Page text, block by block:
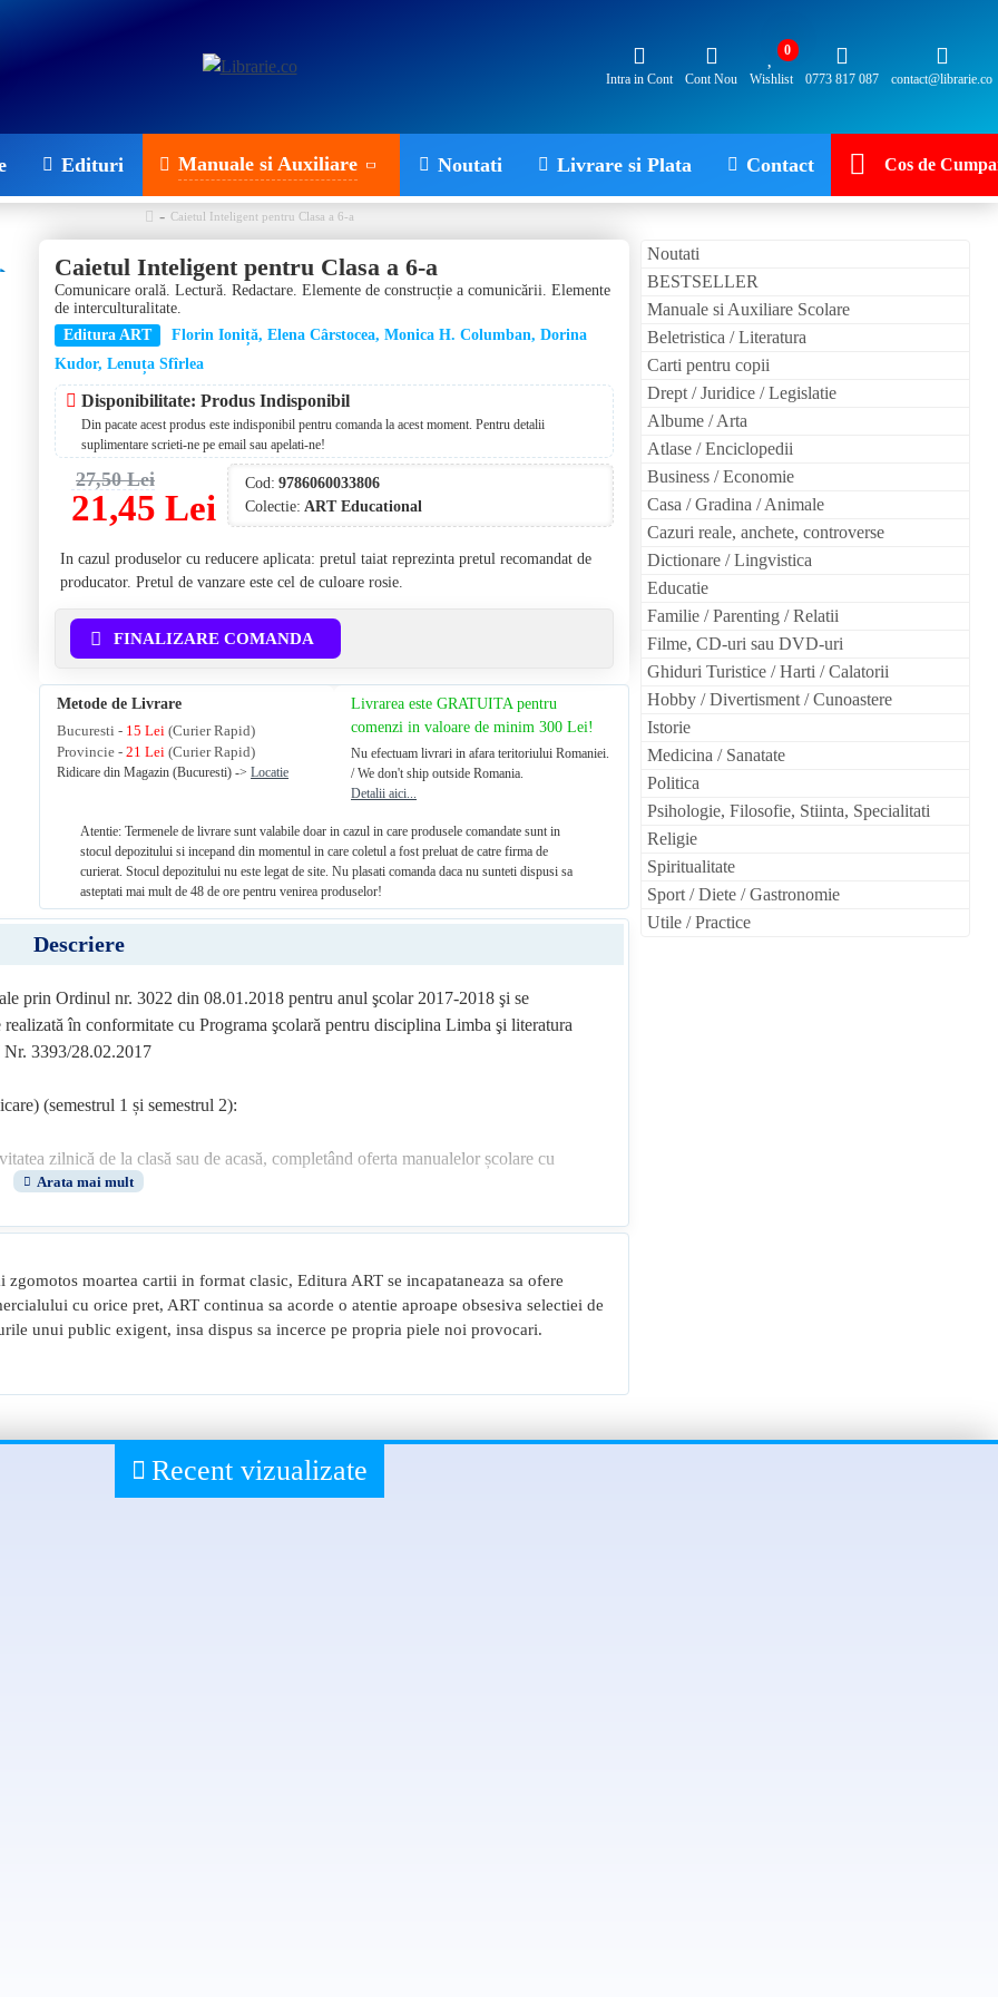
Intra in Cont Cont Nou Wishlist
0
0773 817 087
contact@librarie.co
Edituri Manuale si Auxiliare Noutati Livrare si Plata Contact Cos de
Caietul Inteligent pentru Clasa a 6-a
Caietul Inteligent pentru Clasa a 6-a
Comunicare orală. Lectură. Redactare. Elemente de construcție a comunicării. Elemente
de interculturalitate.
Editura ART
Florin Ioniță, Elena Cârstocea, Monica H. Columban, Dorina
Kudor, Lenuța Sfîrlea
Disponibilitate: Produs Indisponibil
Din pacate acest produs este indisponibil pentru comanda la acest moment. Pentru detalii
suplimentare scrieti-ne pe email sau apelati-ne!
21,45 Lei
27,50 Lei Cod: 9786060033806
Colectie: ART Educational
FINALIZARE COMANDA
In cazul produselor cu reducere aplicata: pretul taiat reprezinta pretul recomandat de
producator. Pretul de vanzare este cel de culoare rosie.
Metode de Livrare
Bucuresti - 15 Lei (Curier Rapid)
Provincie -21 Lei (Curier Rapid)
Ridicare din Magazin (Bucuresti) ->Locatie
Livrarea este GRATUITA pentru
comenzi in valoare de minim 300 Lei!
Nu efectuam livrari in afara teritoriului Romaniei.
/ We don't ship outside Romania.
Detalii aici...
Atentie: Termenele de livrare sunt valabile doar in cazul in care produsele comandate sunt in
stocul depozitului si incepand din momentul in care coletul a fost preluat de catre firma de
curierat. Stocul depozitului nu este legat de site. Nu plasati comanda daca nu sunteti dispusi sa
asteptati mai mult de 48 de ore pentru venirea produselor!
moartea cartii in format clasic, Editura ART se incapataneaza sa ofere
cu orice pret, ART continua sa acorde o atentie aproape obsesiva selectiei de
unui public exigent, insa dispus sa incerce pe propria piele noi provocari.
Descriere
prin Ordinul nr. 3022 din 08.01.2018 pentru anul şcolar 2017-2018 şi se
în conformitate cu Programa şcolară pentru disciplina Limba şi literatura
3393/28.02.2017
(semestrul 1 și semestrul 2):
zilnică de la clasă sau de acasă, completând oferta manualelor școlare cu
recomandat;
duală și muliplă, cu răspuns deschis, întrebări structurate, compuneri libere etc.;
distincte, atât pentru elevii care vor să-și fixeze cunoștințele, cât și pentru
a acestora în teste de evaluare pentru fiecare capitol în parte;
variante de subiecte pentru teză.
Noutati
BESTSELLER
Manuale si Auxiliare Scolare
Beletristica / Literatura
Carti pentru copii
Drept / Juridice / Legislatie
Albume / Arta
Atlase / Enciclopedii
Business / Economie
Casa / Gradina / Animale
Cazuri reale, anchete, controverse
Dictionare / Lingvistica
Educatie
Familie / Parenting / Relatii
Filme, CD-uri sau DVD-uri
Ghiduri Turistice / Harti / Calatorii
Hobby / Divertisment / Cunoastere
Istorie
Medicina / Sanatate
Politica
Psihologie, Filosofie, Stiinta, Specialitati
Religie
Spiritualitate
Sport / Diete / Gastronomie
Utile / Practice
Recent vizualizate